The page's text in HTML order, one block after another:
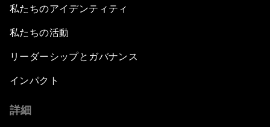
私たちのアイデンティティ
私たちの活動
リーダーシップとガバナンス
インパクト
詳細